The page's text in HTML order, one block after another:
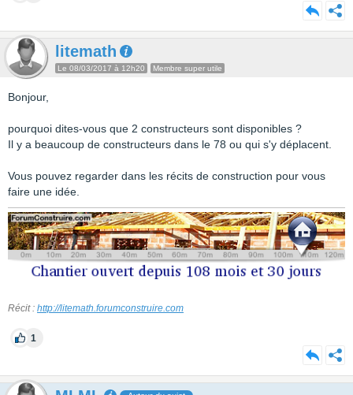
litemath
Le 08/03/2017 à 12h20 Membre super utile
Bonjour,
pourquoi dites-vous que 2 constructeurs sont disponibles ?
Il y a beaucoup de constructeurs dans le 78 ou qui s'y déplacent.
Vous pouvez regarder dans les récits de construction pour vous
faire une idée.
Récit : http://litemath.forumconstruire.com
1